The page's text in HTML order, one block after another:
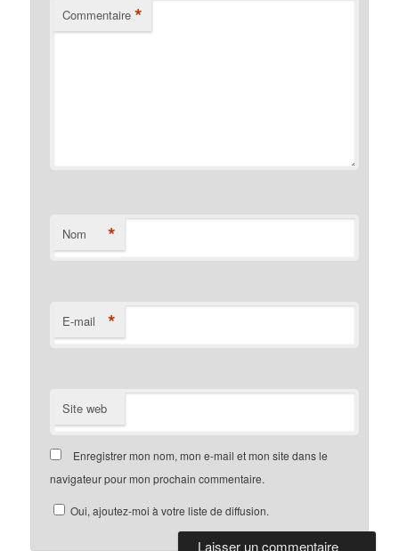
Commentaire *
Nom *
E-mail *
Site web
Enregistrer mon nom, mon e-mail et mon site dans le
navigateur pour mon prochain commentaire.
Oui, ajoutez-moi à votre liste de diffusion.